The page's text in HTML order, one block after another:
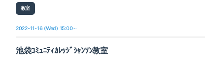
教室
2022-11-16 (Wed) 15:00～
池袋ｺﾐｭﾆﾃｨｶﾚｯｼﾞｼｬﾝｿﾝ教室